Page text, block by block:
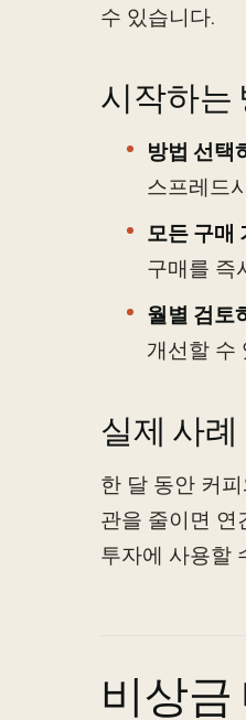
수 있습니다.
시작하는
방법 선택
스프레드
모든 구매
구매를 즉
월별 검토
개선할 수
실제 사례
한 달 동안 커
관을 줄이면
투자에 사용할
비상금